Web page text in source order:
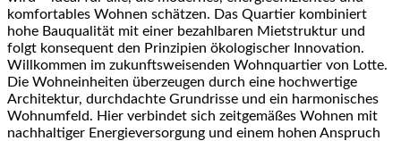
komfortables Wohnen schätzen. Das Quartier kombiniert
hohe Bauqualität mit einer bezahlbaren Mietstruktur und
folgt konsequent den Prinzipien ökologischer Innovation.
Willkommen im zukunftsweisenden Wohnquartier von Lotte.
Die Wohneinheiten überzeugen durch eine hochwertige
Architektur, durchdachte Grundrisse und ein harmonisches
Wohnumfeld. Hier verbindet sich zeitgemäßes Wohnen mit
nachhaltiger Energieversorgung und einem hohen Anspruch